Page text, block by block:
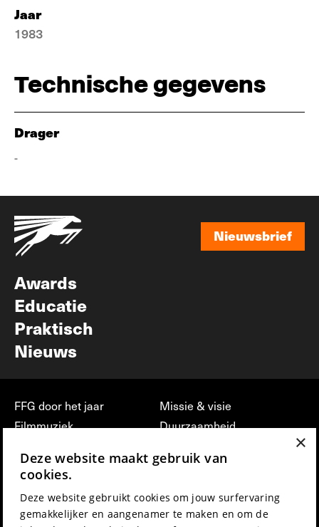
Jaar
1983
Technische gegevens
Drager
-
Nieuwsbrief
Awards
Educatie
Praktisch
Nieuws
FFG door het jaar
Filmmuziek
Press & Industry
Film Fest Friends
Missie & visie
Duurzaamheid
vrijwilligerswerk bij FFG
Privacy & Disclaimer
×
Deze website maakt gebruik van
cookies.
Deze website gebruikt cookies om jouw surfervaring
gemakkelijker en aangenamer te maken en om de